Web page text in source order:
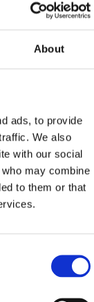
About
ads, to provide
We also
with our social
may combine
to them or that